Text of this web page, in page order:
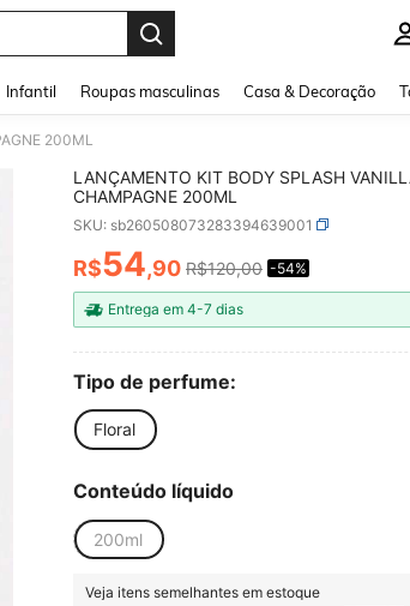
Infantil Roupas masculinas Casa & Decoração
200ML
LANÇAMENTO KIT BODY SPLASH
CHAMPAGNE 200ML
SKU: sb260508073283394639001
PRICE AND
R$54,90 R$120,00 -54%
Entrega em 4-7 dias
Tipo de perfume:
Floral
Conteúdo líquido
200ml
Veja itens semelhantes em estoque